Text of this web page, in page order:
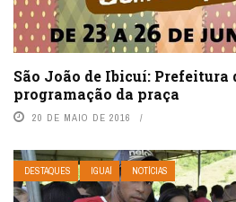
São João de Ibicuí: Prefeitura
programação da praça
20 DE MAIO DE 2016
DESTAQUES IGUAÍ NOTÍCIAS